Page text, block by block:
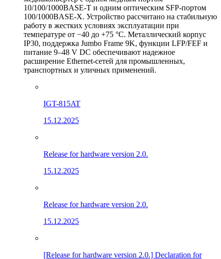
10/100/1000BASE-T и одним оптическим SFP-портом
100/1000BASE-X. Устройство рассчитано на стабильную
работу в жестких условиях эксплуатации при
температуре от −40 до +75 °C. Металлический корпус
IP30, поддержка Jumbo Frame 9K, функции LFP/FEF и
питание 9–48 V DC обеспечивают надежное
расширение Ethernet-сетей для промышленных,
транспортных и уличных применений.
IGT-815AT
15.12.2025
Release for hardware version 2.0.
15.12.2025
Release for hardware version 2.0.
15.12.2025
[Release for hardware version 2.0.] Declaration for